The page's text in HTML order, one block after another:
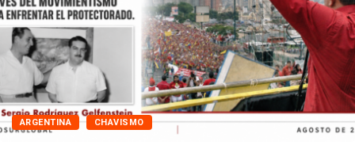
ARGENTINA CHAVISMO